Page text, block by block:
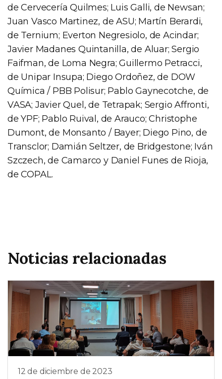
de Cervecería Quilmes; Luis Galli, de Newsan;
Juan Vasco Martinez, de ASU; Martín Berardi,
de Ternium; Everton Negresiolo, de Acindar;
Javier Madanes Quintanilla, de Aluar; Sergio
Faifman, de Loma Negra; Guillermo Petracci,
de Unipar Insupa; Diego Ordoñez, de DOW
Química / PBB Polisur; Pablo Gaynecotche, de
VASA; Javier Quel, de Tetrapak; Sergio Affronti,
de YPF; Pablo Ruival, de Arauco; Christophe
Dumont, de Monsanto / Bayer; Diego Pino, de
Transclor; Damián Seltzer, de Bridgestone; Iván
Szczech, de Camarco y Daniel Funes de Rioja,
de COPAL.
Noticias relacionadas
12 de diciembre de 2023